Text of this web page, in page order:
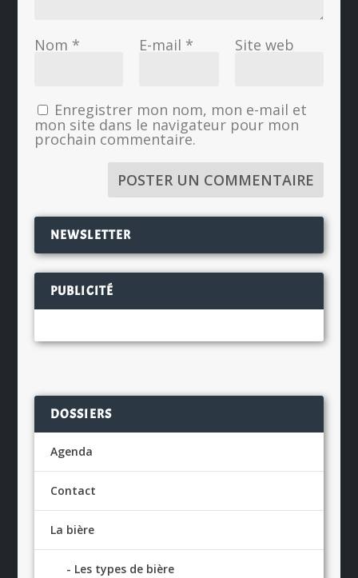
Nom * E-mail * Site web
Enregistrer mon nom, mon e-mail et
mon site dans le navigateur pour mon
prochain commentaire.
NEWSLETTER
PUBLICITÉ
DOSSIERS
Agenda
Contact
La bière
Les types de bière